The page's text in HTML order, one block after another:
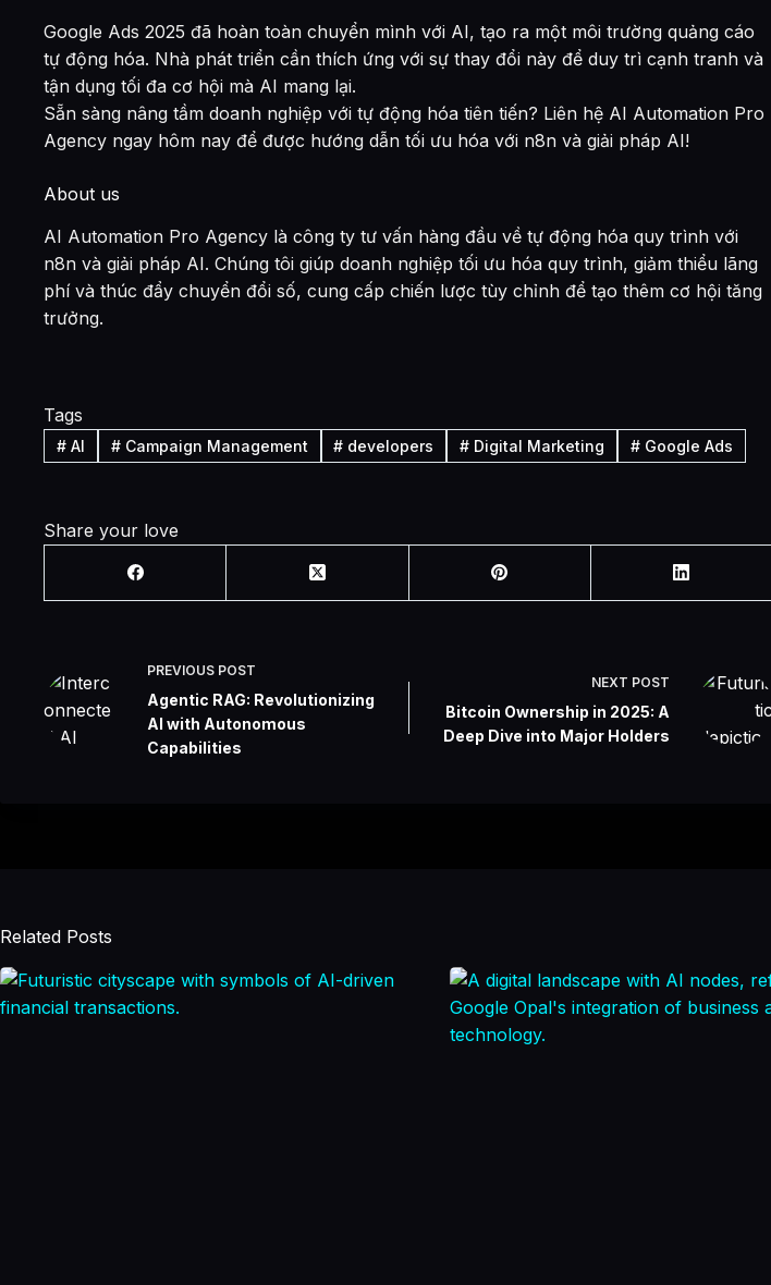
Google Ads 2025 đã hoàn toàn chuyển mình với AI, tạo ra một môi trường quảng cáo
tự động hóa. Nhà phát triển cần thích ứng với sự thay đổi này để duy trì cạnh tranh và
tận dụng tối đa cơ hội mà AI mang lại.
Sẵn sàng nâng tầm doanh nghiệp với tự động hóa tiên tiến? Liên hệ AI Automation Pro
Agency ngay hôm nay để được hướng dẫn tối ưu hóa với n8n và giải pháp AI!
About us
AI Automation Pro Agency là công ty tư vấn hàng đầu về tự động hóa quy trình với
n8n và giải pháp AI. Chúng tôi giúp doanh nghiệp tối ưu hóa quy trình, giảm thiểu lãng
phí và thúc đẩy chuyển đổi số, cung cấp chiến lược tùy chỉnh để tạo thêm cơ hội tăng
trưởng.
Tags
#AI #Campaign Management # developers # Digital Marketing # Google Ads
Share your love
PREVIOUS POST
Agentic RAG: Revolutionizing
AI with Autonomous
Capabilities
NEXT POST
Bitcoin Ownership in 2025: A
Deep Dive into Major Holders
Related Posts